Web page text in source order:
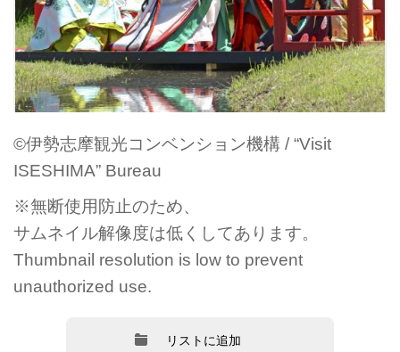
©伊勢志摩観光コンベンション機構 / “Visit
ISESHIMA” Bureau
※無断使用防止のため、
サムネイル解像度は低くしてあります。
Thumbnail resolution is low to prevent
unauthorized use.
リストに追加